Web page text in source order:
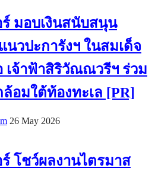
ร์ มอบเงินสนับสนุน
วปะการังฯ ในสมเด็จ
เจ้าฟ้าสิริวัณณวรีฯ ร่วม
อมใต้ท้องทะเล [PR]
26 May 2026
ร์ โชว์ผลงานไตรมาส